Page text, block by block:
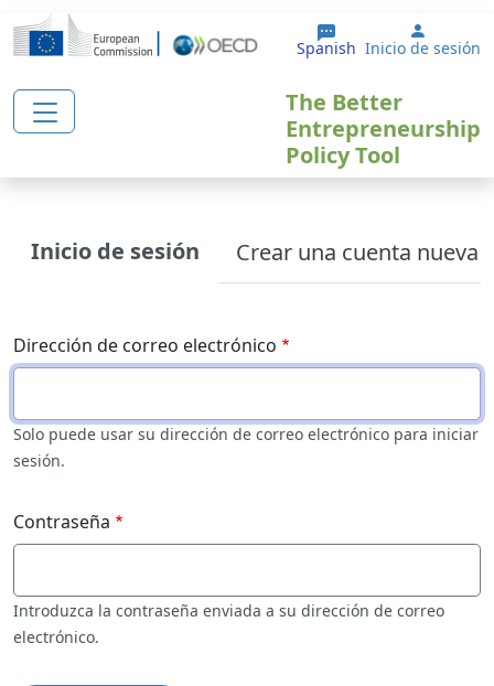
Pasar al contenido principal
Spanish User
Inicio de sesión
The Better
Entrepreneurship
Policy Tool
Primary tabs
Inicio de sesión Crear una cuenta nueva
Dirección de correo electrónico
Solo puede usar su dirección de correo electrónico para iniciar
sesión.
Contraseña
Introduzca la contraseña enviada a su dirección de correo
electrónico.